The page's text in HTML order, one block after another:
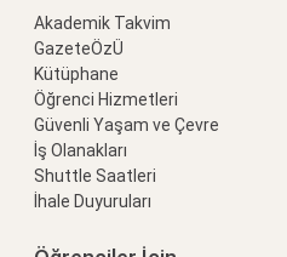
Akademik Takvim
GazeteÖzÜ
Kütüphane
Öğrenci Hizmetleri
Güvenli Yaşam ve Çevre
İş Olanakları
Shuttle Saatleri
İhale Duyuruları